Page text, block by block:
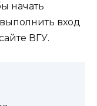
начать
вход
ВГУ.